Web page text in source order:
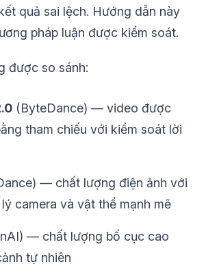
quả sai lệch. Hướng dẫn này
pháp luận được kiểm soát.
được so sánh:
(ByteDance) — video được
tham chiếu với kiểm soát lời
— chất lượng điện ảnh với
camera và vật thể mạnh mẽ
— chất lượng bố cục cao
tự nhiên